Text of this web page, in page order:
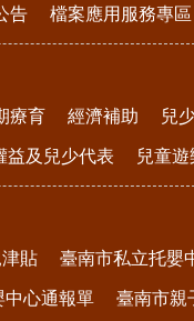
告 檔案應用服務專區
療育 經濟補助 兒
益及兒少代表 兒童
貼 臺南市私立托嬰
中心通報單 臺南市親